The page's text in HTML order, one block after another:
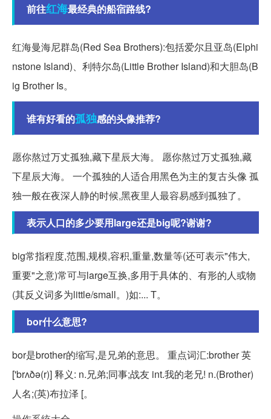
前往红海最经典的船宿路线?
红海曼海尼群岛(Red Sea Brothers):包括爱尔且亚岛(Elphi
nstone Island)、利特尔岛(Little Brother Island)和大胆岛(B
ig Brother Is。
谁有好看的孤独感的头像推荐?
愿你熬过万丈孤独,藏下星辰大海。 愿你熬过万丈孤独,藏
下星辰大海。 一个孤独的人适合用黑色为主的复古头像 孤
独一般在夜深人静的时候,黑夜里人最容易感到孤独了。
表示人口的多少要用large还是big呢?谢谢?
big常指程度,范围,规模,容积,重量,数量等(还可表示"伟大,
重要"之意)常可与large互换,多用于具体的、有形的人或物
(其反义词多为little/small。)如:... T。
bor什么意思?
bor是brother的缩写,是兄弟的意思。 重点词汇:brother 英
['brʌðə(r)] 释义: n.兄弟;同事;战友 int.我的老兄! n.(Brother)
人名;(英)布拉泽 [。